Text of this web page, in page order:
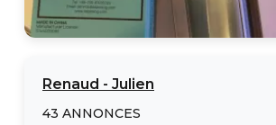
Renaud - Julien
43 ANNONCES